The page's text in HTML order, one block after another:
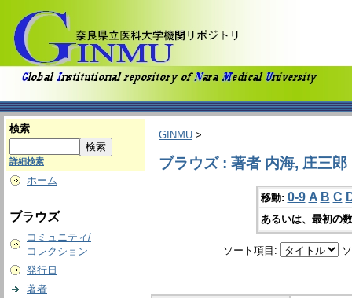
検索
詳細検索
ホーム
ブラウズ
コミュニティ/
コレクション
発行日
著者
GINMU >
ブラウズ : 著者 内海, 庄三郎
移動: 0-9 A B C
あるいは、最初の
ソート項目: